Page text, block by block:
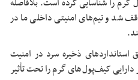
شد و تیم‌های امنیتی داخلی ما در
استانداردهای ذخیره سرد در امنیت
کیف‌پول‌های گرم را تحت تأثیر